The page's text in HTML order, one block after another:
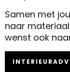
Samen met
naar
wenst ook